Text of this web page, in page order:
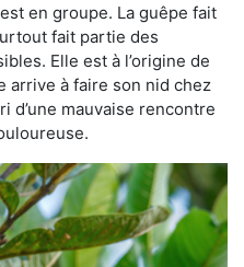
en groupe. La guêpe fait
fait partie des
Elle est à l’origine de
arrive à faire son nid chez
d’une mauvaise rencontre